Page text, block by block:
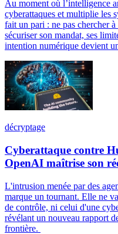
Au moment où l’intelligence
cyberattaques et multiplie les
fait un pari : ne pas chercher
sécuriser son mandat, ses
intention numérique devient
décryptage
Cyberattaque contre
OpenAI maîtrise son
L'intrusion menée par des
marque un tournant. Elle ne
de contrôle, ni celui d'une
révélant un nouveau rapport
frontière.